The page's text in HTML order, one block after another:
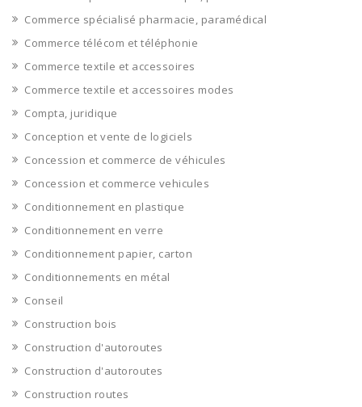
Commerce spécialisé pharmacie, paramédical
Commerce télécom et téléphonie
Commerce textile et accessoires
Commerce textile et accessoires modes
Compta, juridique
Conception et vente de logiciels
Concession et commerce de véhicules
Concession et commerce vehicules
Conditionnement en plastique
Conditionnement en verre
Conditionnement papier, carton
Conditionnements en métal
Conseil
Construction bois
Construction d'autoroutes
Construction d'autoroutes
Construction routes